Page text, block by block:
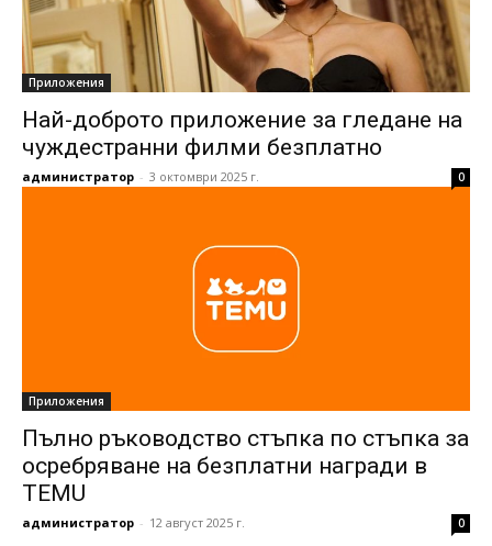
Приложения
Най-доброто приложение за гледане на
чуждестранни филми безплатно
администратор - 3 октомври 2025 г. 0
Приложения
Пълно ръководство стъпка по стъпка за
осребряване на безплатни награди в
TEMU
администратор - 12 август 2025 г. 0